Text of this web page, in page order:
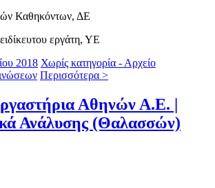
Καθηκόντων, ΔΕ
εργάτη, ΥΕ
2018 Χωρίς κατηγορία - Αρχείο
Περισσότερα >
Αθηνών Α.Ε. |
Ανάλυσης (Θαλασσών)